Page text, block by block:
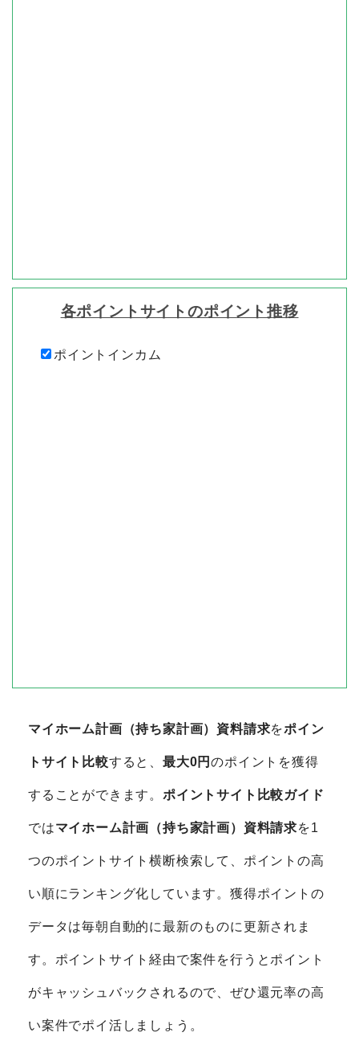
各ポイントサイトのポイント推移
ポイントインカム
マイホーム計画（持ち家計画）資料請求をポイン
トサイト比較すると、最大0円のポイントを獲得
することができます。 ポイントサイト比較ガイド
ではマイホーム計画（持ち家計画）資料請求を1
つのポイントサイト横断検索して、ポイントの高
い順にランキング化しています。獲得ポイントの
データは毎朝自動的に最新のものに更新されま
す。ポイントサイト経由で案件を行うとポイント
がキャッシュバックされるので、ぜひ還元率の高
い案件でポイ活しましょう。